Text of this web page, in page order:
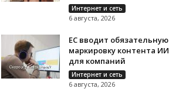
Интернет и сеть
6 августа, 2026
ЕС вводит обязательную
маркировку контента ИИ
для компаний
Интернет и сеть
6 августа, 2026